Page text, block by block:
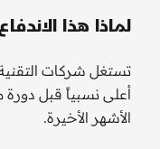
لماذا هذا
تستغل شركات
أعلى نسبياً قبل
الأشهر الأخيرة.